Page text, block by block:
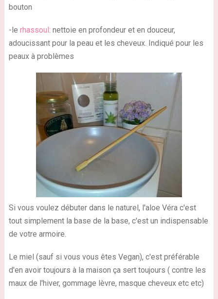
bouton
-le rhassoul: nettoie en profondeur et en douceur,
adoucissant pour la peau et les cheveux. Indiqué pour les
peaux à problèmes
Si vous voulez débuter dans le naturel, l'aloe Véra c'est
tout simplement la base de la base, c'est un indispensable
de votre armoire.
Le miel (sauf si vous vous êtes Vegan), c'est préférable
d'en avoir toujours à la maison ça sert toujours ( contre les
maux de l'hiver, gommage lèvre, masque cheveux etc etc)